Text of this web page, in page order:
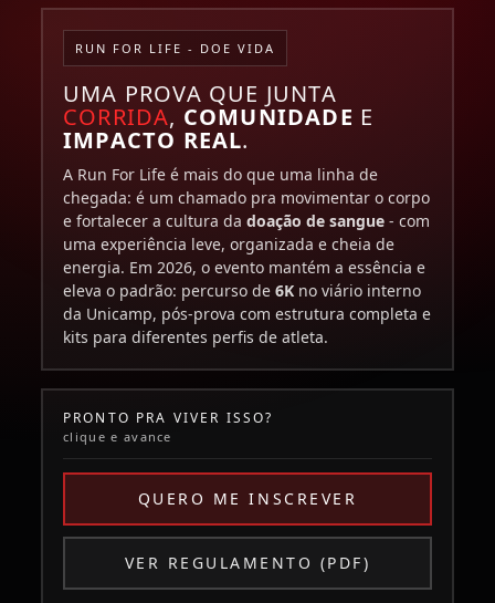
RUN FOR LIFE - DOE VIDA
UMA PROVA QUE JUNTA
CORRIDA, COMUNIDADE E
IMPACTO REAL.
A Run For Life é mais do que uma linha de
chegada: é um chamado pra movimentar o corpo
e fortalecer a cultura da doação de sangue - com
uma experiência leve, organizada e cheia de
energia. Em 2026, o evento mantém a essência e
eleva o padrão: percurso de 6K no viário interno
da Unicamp, pós-prova com estrutura completa e
kits para diferentes perfis de atleta.
PRONTO PRA VIVER ISSO?
clique e avance
QUERO ME INSCREVER
VER REGULAMENTO (PDF)